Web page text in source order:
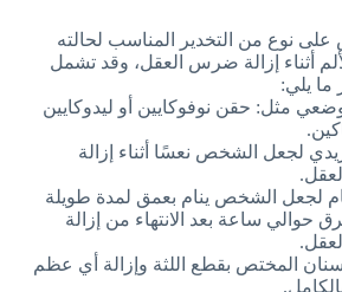
نوع من التخدير المناسب لحالته
أثناء إزالة ضرس العقل، وقد تشمل
ما يلي:
مثل: حقن نوفوكايين أو ليدوكايين
لجعل الشخص نعسًا أثناء إزالة
لجعل الشخص ينام بعمق لمدة طويلة
حوالي ساعة بعد الانتهاء من إزالة
المختص بقطع اللثة وإزالة أي عظم